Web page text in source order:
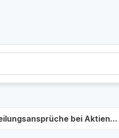
bei Aktien...